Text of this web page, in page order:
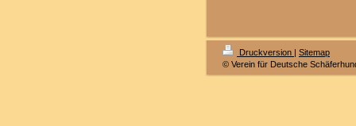
Druckversion | Sitemap
© Verein für Deutsche